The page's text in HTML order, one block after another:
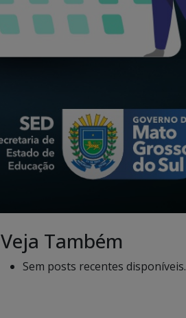
Veja Também
Sem posts recentes disponíveis.